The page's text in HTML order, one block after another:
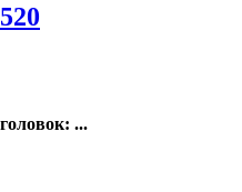
: ...